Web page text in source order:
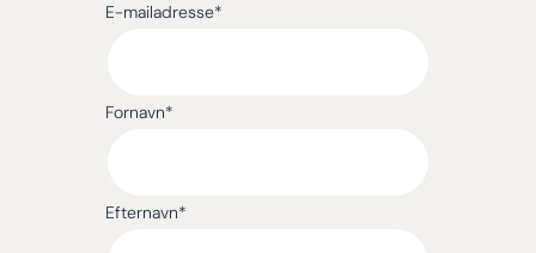
E-mailadresse*
Fornavn*
Efternavn*